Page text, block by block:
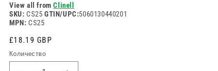
View all fromClinell
SKU: CS25 GTIN/UPC:5060130440201
MPN: CS25
Редовна
цена
£18.19 GBP
Количество